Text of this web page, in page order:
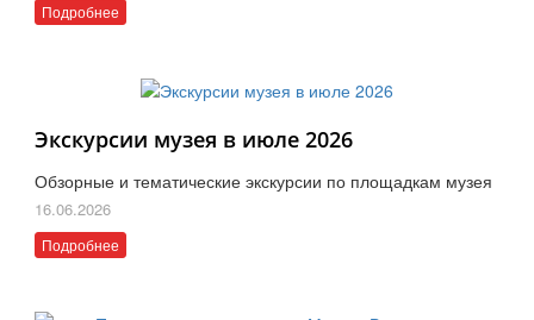
Подробнее
Экскурсии музея в июле 2026
Обзорные и тематические экскурсии по площадкам музея
16.06.2026
Подробнее